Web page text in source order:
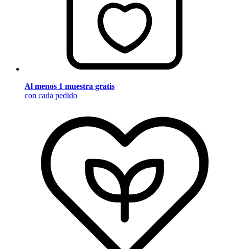
Al menos 1 muestra gratis
con cada pedido